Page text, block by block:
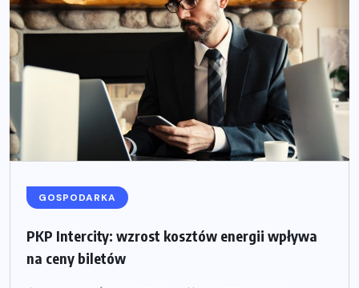
GOSPODARKA
PKP Intercity: wzrost kosztów energii wpływa
na ceny biletów